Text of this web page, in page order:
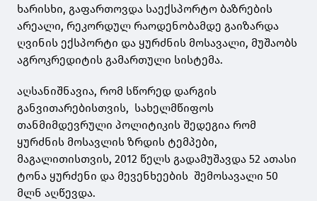
ხარისხი, გაფართოვდა საექსპორტო ბაზრების
არეალი, რეკორდულ რაოდენობამდე გაიზარდა
ღვინის ექსპორტი და ყურძნის მოსავალი, მუშაობს
აგროკრედიტის გამართული სისტემა.
აღსანიშნავია, რომ სწორედ დარგის
განვითარებისთვის, სახელმწიფოს
თანმიმდევრული პოლიტიკის შედეგია რომ
ყურძნის მოსავლის ზრდის ტემპები,
მაგალითისთვის, 2012 წელს გადამუშავდა 52 ათასი
ტონა ყურძენი და მევენხეების შემოსავალი 50
მლნ აღწევდა.